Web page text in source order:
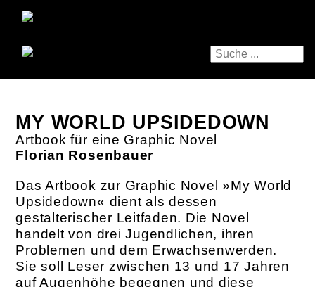
MY WORLD UPSIDEDOWN
Artbook für eine Graphic Novel
Florian Rosenbauer
Das Artbook zur Graphic Novel »My World
Upsidedown« dient als dessen
gestalterischer Leitfaden. Die Novel
handelt von drei Jugendlichen, ihren
Problemen und dem Erwachsenwerden.
Sie soll Leser zwischen 13 und 17 Jahren
auf Augenhöhe begegnen und diese